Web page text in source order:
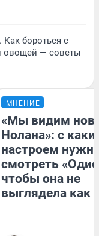
бороться с
овощей — советы
МНЕНИЕ
«Мы видим
Нолана»: с
настроем
смотреть
чтобы она не
выглядела как